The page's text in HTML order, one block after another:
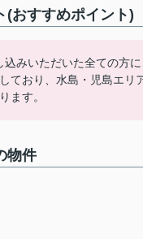
おすすめポイント)
込みいただいた全ての方
ており、水島・児島エ
ます。
物件